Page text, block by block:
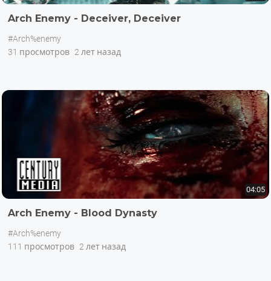
Arch Enemy - Deceiver, Deceiver
#Arch%enemy
31 просмотров 2 лет назад
04:05
Arch Enemy - Blood Dynasty
#Arch%enemy
111 просмотров 2 лет назад